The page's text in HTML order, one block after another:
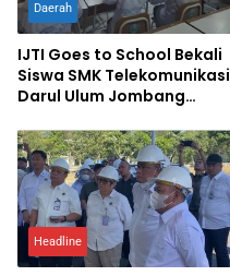
Daerah
IJTI Goes to School Bekali
Siswa SMK Telekomunikasi
Darul Ulum Jombang
Headline